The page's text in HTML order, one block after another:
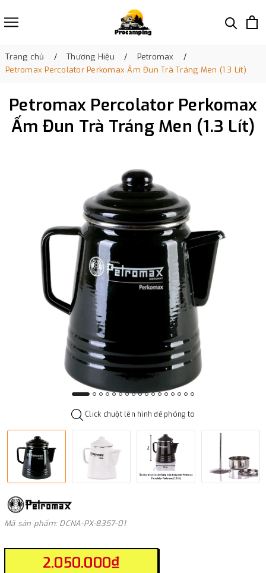
Trang chủ Thương Hiệu
Petromax
Petromax Percolator Perkomax Ấm Đun Trà Tráng Men (1.3 Lít)
Petromax Percolator Perkomax
Ấm Đun Trà Tráng Men (1.3 Lít)
Click chuột lên hình để phóng to
Mã sản phẩm: DCNA-PX-8357-01
2.050.000₫